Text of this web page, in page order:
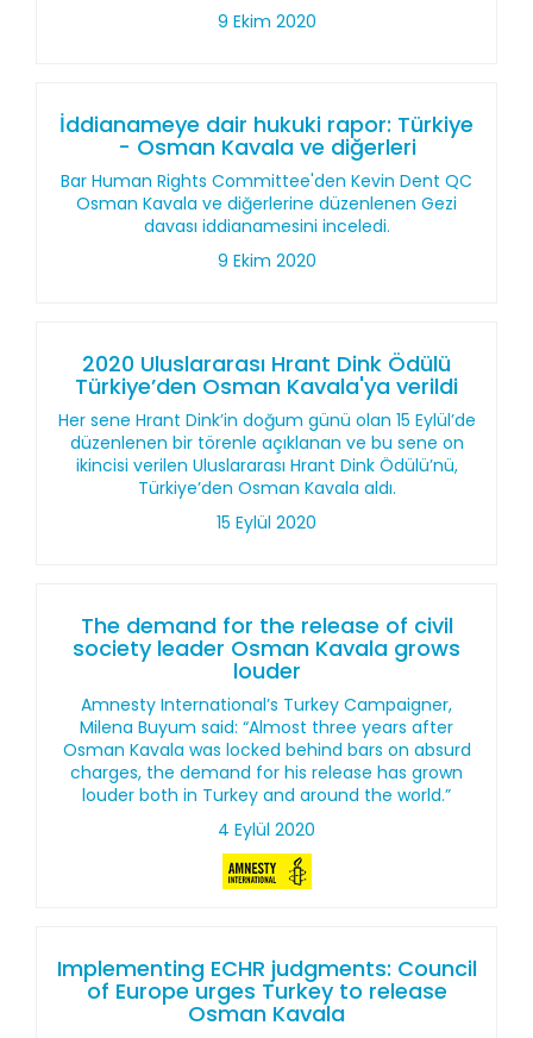
9 Ekim 2020
İddianameye dair hukuki rapor: Türkiye
- Osman Kavala ve diğerleri
Bar Human Rights Committee'den Kevin Dent QC
Osman Kavala ve diğerlerine düzenlenen Gezi
davası iddianamesini inceledi.
9 Ekim 2020
2020 Uluslararası Hrant Dink Ödülü
Türkiye’den Osman Kavala'ya verildi
Her sene Hrant Dink’in doğum günü olan 15 Eylül’de
düzenlenen bir törenle açıklanan ve bu sene on
ikincisi verilen Uluslararası Hrant Dink Ödülü’nü,
Türkiye’den Osman Kavala aldı.
15 Eylül 2020
The demand for the release of civil
society leader Osman Kavala grows
louder
Amnesty International’s Turkey Campaigner,
Milena Buyum said: “Almost three years after
Osman Kavala was locked behind bars on absurd
charges, the demand for his release has grown
louder both in Turkey and around the world.”
4 Eylül 2020
Implementing ECHR judgments: Council
of Europe urges Turkey to release
Osman Kavala